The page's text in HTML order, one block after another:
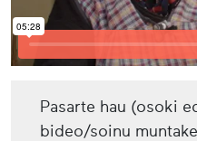
Pasarte hau (osoki
bideo/soinu